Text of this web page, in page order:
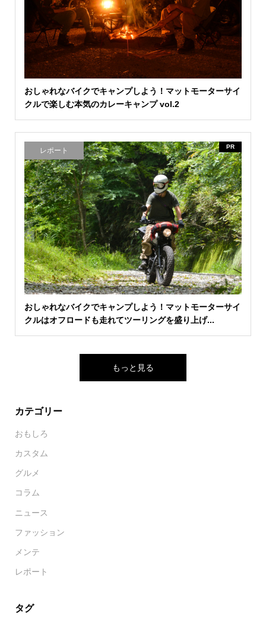
おしゃれなバイクでキャンプしよう！マットモーターサイ
クルで楽しむ本気のカレーキャンプ vol.2
レポート PR
おしゃれなバイクでキャンプしよう！マットモーターサイ
クルはオフロードも走れてツーリングを盛り上げ...
もっと見る
カテゴリー
おもしろ
カスタム
グルメ
コラム
ニュース
ファッション
メンテ
レポート
タグ